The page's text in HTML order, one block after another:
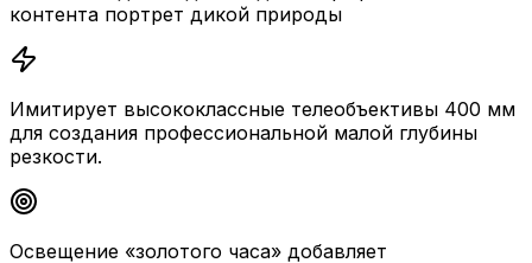
контента портрет дикой природы
Имитирует высококлассные телеобъективы 400 мм
для создания профессиональной малой глубины
резкости.
Освещение «золотого часа» добавляет